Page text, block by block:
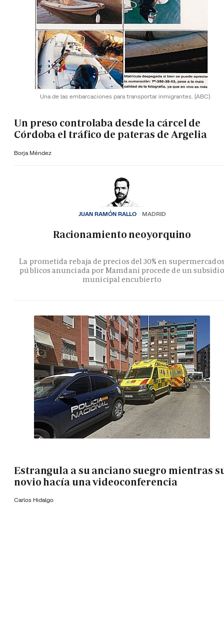
Una de las embarcaciones para transportar inmigrantes. (ABC)
Un preso controlaba desde la cárcel de
Córdoba el tráfico de pateras de Argelia
Borja Méndez
Racionamiento neoyorquino
La prometida rebaja de precios del 30% en
públicos anunciada por Mamdani procede de un subsidio
municipal encubierto
JUAN RAMÓN RALLO MADRID
Estrangula a su anciano suegro mientras
novio hacía una videoconferencia
Carlos Hidalgo